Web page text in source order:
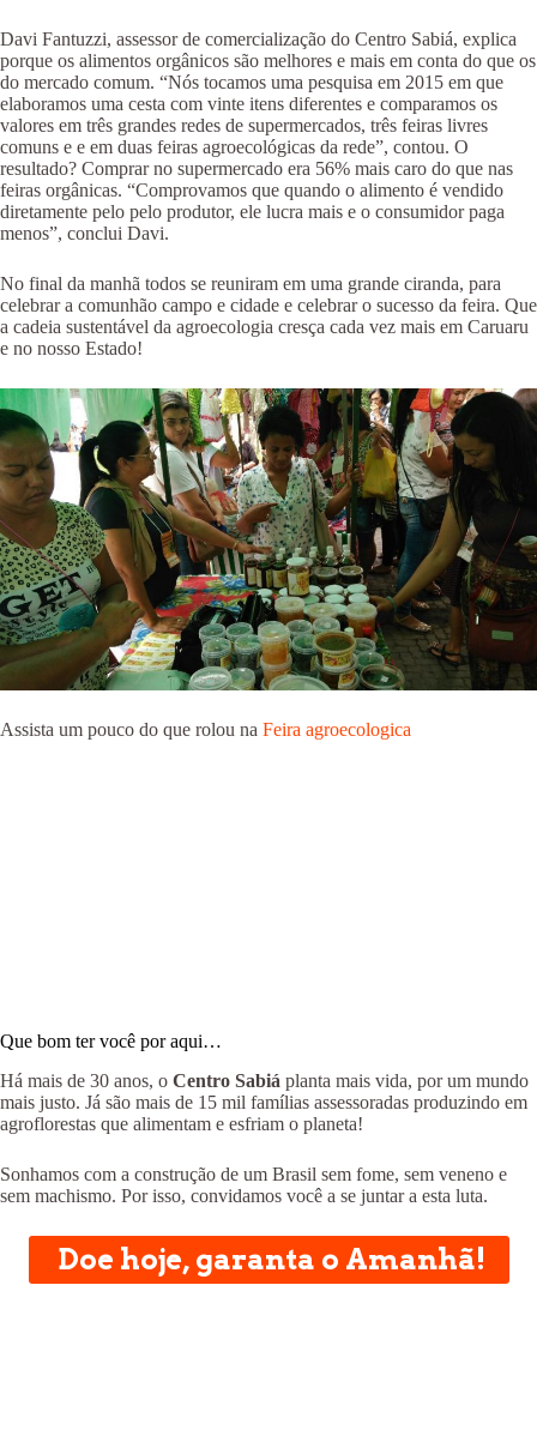
Davi Fantuzzi, assessor de comercialização do Centro Sabiá, explica
porque os alimentos orgânicos são melhores e mais em conta do que os
do mercado comum. “Nós tocamos uma pesquisa em 2015 em que
elaboramos uma cesta com vinte itens diferentes e comparamos os
valores em três grandes redes de supermercados, três feiras livres
comuns e e em duas feiras agroecológicas da rede”, contou. O
resultado? Comprar no supermercado era 56% mais caro do que nas
feiras orgânicas. “Comprovamos que quando o alimento é vendido
diretamente pelo pelo produtor, ele lucra mais e o consumidor paga
menos”, conclui Davi.
No final da manhã todos se reuniram em uma grande ciranda, para
celebrar a comunhão campo e cidade e celebrar o sucesso da feira. Que
a cadeia sustentável da agroecologia cresça cada vez mais em Caruaru
e no nosso Estado!
Assista um pouco do que rolou na Feira agroecologica
Que bom ter você por aqui…
Há mais de 30 anos, o Centro Sabiá planta mais vida, por um mundo
mais justo. Já são mais de 15 mil famílias assessoradas produzindo em
agroflorestas que alimentam e esfriam o planeta!
Sonhamos com a construção de um Brasil sem fome, sem veneno e
sem machismo. Por isso, convidamos você a se juntar a esta luta.
Doe hoje, garanta o Amanhã!